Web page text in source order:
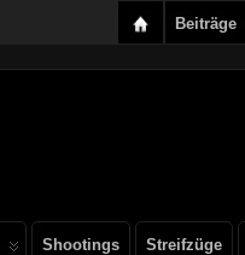
Beiträge
Shootings Streifzüge